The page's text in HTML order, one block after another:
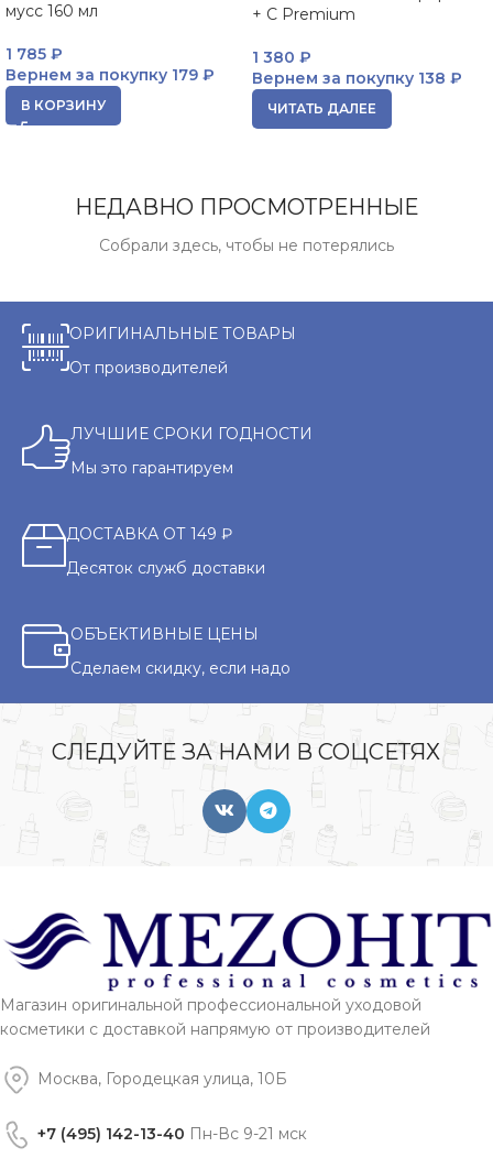
мусс 160 мл
1 785 ₽
Вернем за покупку 179 ₽
В КОРЗИНУ
+ C Premium
1 380 ₽
Вернем за покупку 138 ₽
ЧИТАТЬ ДАЛЕЕ
НЕДАВНО ПРОСМОТРЕННЫЕ
Собрали здесь, чтобы не потерялись
ОРИГИНАЛЬНЫЕ ТОВАРЫ
От производителей
ЛУЧШИЕ СРОКИ ГОДНОСТИ
Мы это гарантируем
ДОСТАВКА ОТ 149 ₽
Десяток служб доставки
ОБЪЕКТИВНЫЕ ЦЕНЫ
Сделаем скидку, если надо
СЛЕДУЙТЕ ЗА НАМИ В СОЦСЕТЯХ
Магазин оригинальной профессиональной уходовой
косметики с доставкой напрямую от производителей
Москва, Городецкая улица, 10Б
+7 (495) 142-13-40 Пн-Вс 9-21 мск